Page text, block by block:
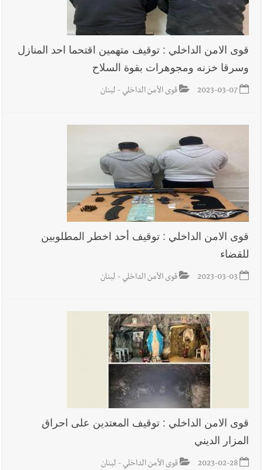
قوى الامن الداخلي : توقيف متهمين اقتحما احد المنازل
وسرقا خزنه ومجوهرات بقوة السلاح
2023-03-07 قوى الأمن الداخلي - لبنان
قوى الامن الداخلي : توقيف أحد اخطر المطلوبين
للقضاء
2023-03-03 قوى الأمن الداخلي - لبنان
قوى الامن الداخلي : توقيف المعتدين على احراق
المزار الديني
2023-02-28 قوى الأمن الداخلي - لبنان